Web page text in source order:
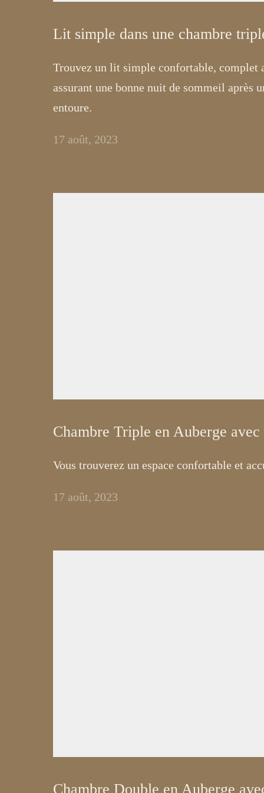
Lit simple dans une chambre
Trouvez un lit simple confortable, complet
assurant une bonne nuit de sommeil après
entoure.
17 août, 2023
Chambre Triple en Auberge
Vous trouverez un espace confortable et
17 août, 2023
Chambre Double en Auberge